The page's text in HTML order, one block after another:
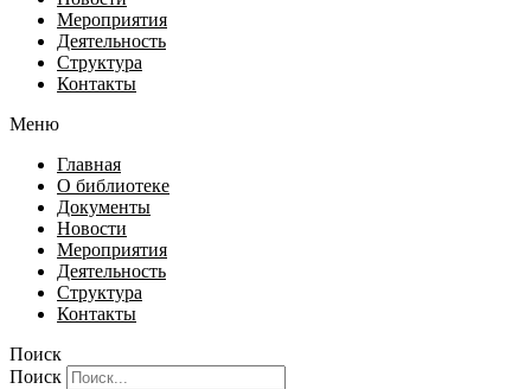
Мероприятия
Деятельность
Структура
Контакты
Меню
Главная
О библиотеке
Документы
Новости
Мероприятия
Деятельность
Структура
Контакты
Поиск
Поиск